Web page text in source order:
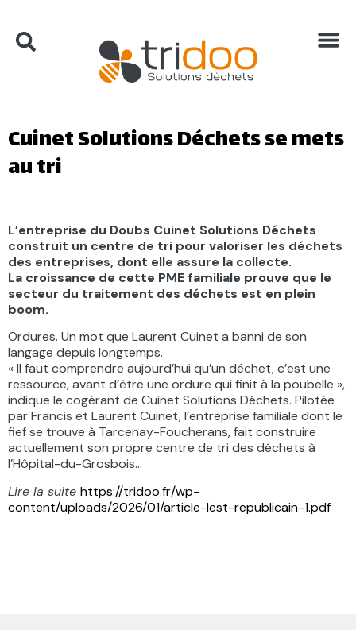
Cuinet Solutions Déchets se mets
au tri
L’entreprise du Doubs Cuinet Solutions Déchets
construit un centre de tri pour valoriser les déchets
des entreprises, dont elle assure la collecte.
La croissance de cette PME familiale prouve que le
secteur du traitement des déchets est en plein
boom.
Ordures. Un mot que Laurent Cuinet a banni de son
langage depuis longtemps.
« Il faut comprendre aujourd’hui qu’un déchet, c’est une
ressource, avant d’être une ordure qui finit à la poubelle »,
indique le cogérant de Cuinet Solutions Déchets. Pilotée
par Francis et Laurent Cuinet, l’entreprise familiale dont le
fief se trouve à Tarcenay-Foucherans, fait construire
actuellement son propre centre de tri des déchets à
l’Hôpital-du-Grosbois…
Lire la suite https://tridoo.fr/wp-
content/uploads/2026/01/article-lest-republicain-1.pdf